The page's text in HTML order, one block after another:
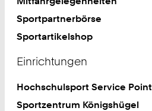
Sportpartnerbörse
Sportartikelshop
Einrichtungen
Hochschulsport Service Point
Sportzentrum Königshügel